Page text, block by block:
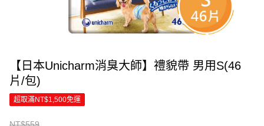
【日本Unicharm消臭大師】禮貌帶 男用S(46
片/包)
超取滿NT$1,500免運